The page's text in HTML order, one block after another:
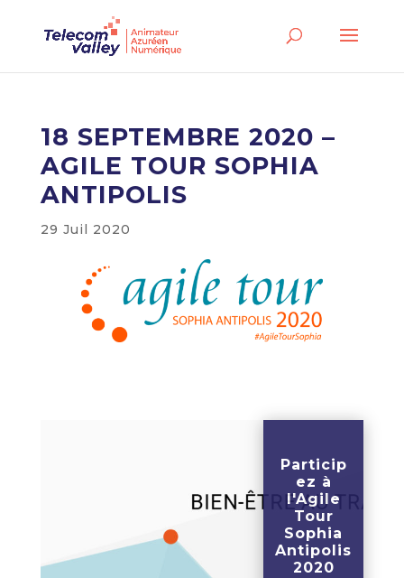
18 SEPTEMBRE 2020 –
AGILE TOUR SOPHIA
ANTIPOLIS
29 Juil 2020
Particip
ez à
l'Agile
Tour
Sophia
Antipolis
2020